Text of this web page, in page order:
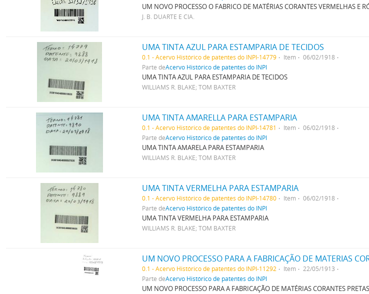
UM NOVO PROCESSO O FABRICO DE MATÉRIAS CORANTES VERMELHAS E
J. B. DUARTE E CIA.
UMA TINTA AZUL PARA ESTAMPARIA DE TECIDOS
0.1 - Acervo Histórico de patentes do INPI-14779 Item
06/02/1918
Parte deAcervo Histórico de patentes do INPI
UMA TINTA AZUL PARA ESTAMPARIA DE TECIDOS
WILLIAMS R. BLAKE; TOM BAXTER
UMA TINTA AMARELLA PARA ESTAMPARIA
0.1 - Acervo Histórico de patentes do INPI-14781 Item
06/02/1918
Parte deAcervo Histórico de patentes do INPI
UMA TINTA AMARELA PARA ESTAMPARIA
WILLIAMS R. BLAKE; TOM BAXTER
UMA TINTA VERMELHA PARA ESTAMPARIA
0.1 - Acervo Histórico de patentes do INPI-14780 Item
06/02/1918
Parte deAcervo Histórico de patentes do INPI
UMA TINTA VERMELHA PARA ESTAMPARIA
WILLIAMS R. BLAKE; TOM BAXTER
UM NOVO PROCESSO PARA A FABRICAÇÃO DE MATERIAS
0.1 - Acervo Histórico de patentes do INPI-11292 Item
22/05/1913
Parte deAcervo Histórico de patentes do INPI
UM NOVO PROCESSO PARA A FABRICAÇÃO DE MATÉRIAS CORANTES